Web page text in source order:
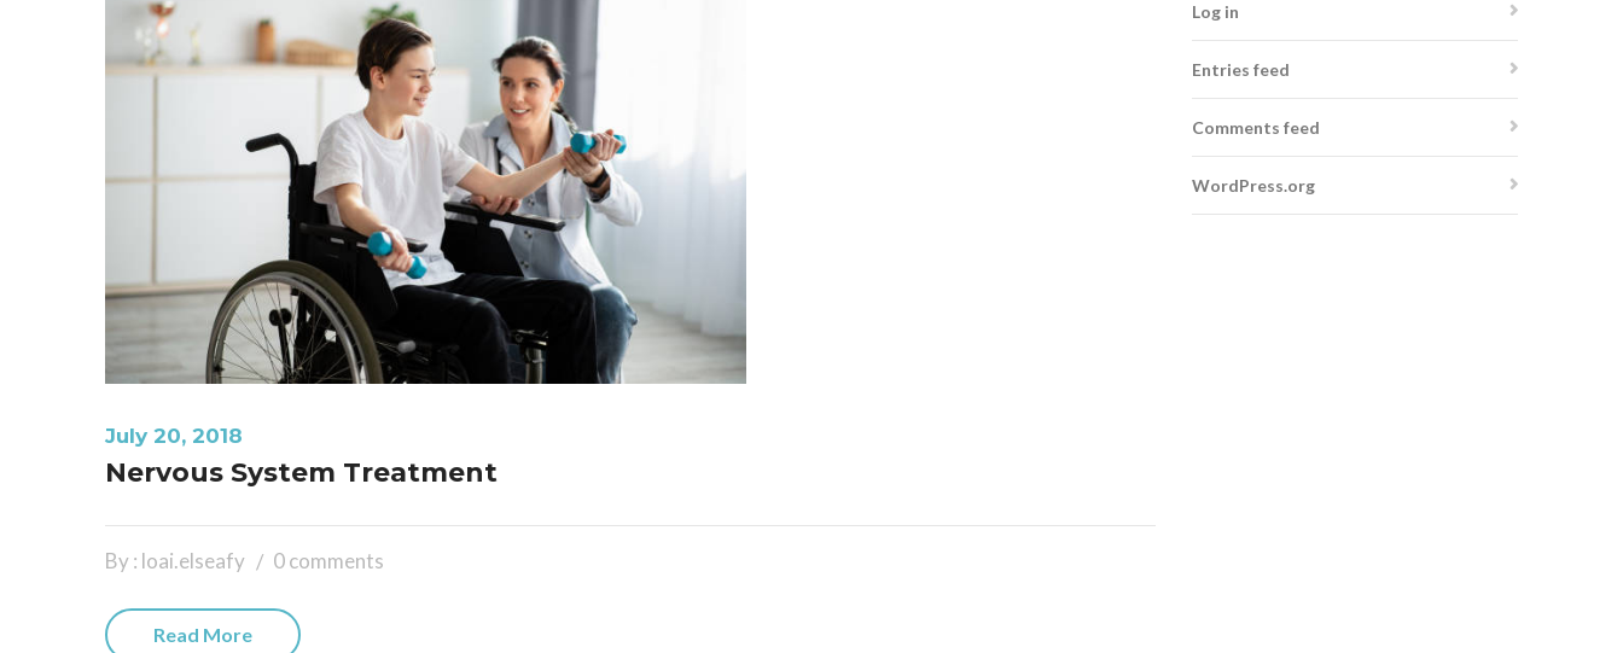
July 20, 2018
Nervous System Treatment
By : loai.elseafy 0 comments
Read More
Log in
Entries feed
Comments feed
WordPress.org